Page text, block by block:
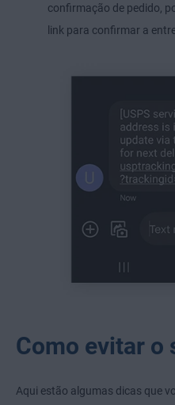
confirmação de pedido,
link para confirmar a
Como evitar o
Aqui estão algumas dicas que